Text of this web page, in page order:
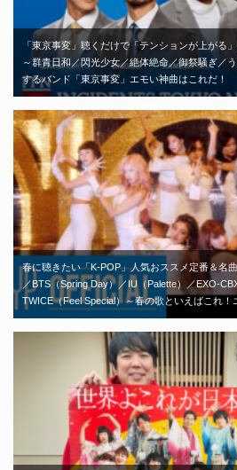
「東京事変」聴くだけで「テンションが上がる
～群青日和／閃光少女／絶体絶命／御祭騒ぎ／
するバンド「東京事変」エモい神曲はこれだ！
春に聴きたい「K-POP」人気おススメ定番＆名
／BTS（Spring Day）／IU（Palette）／EXO-
TWICE（Feel Special）～春の歌といえばこれ！